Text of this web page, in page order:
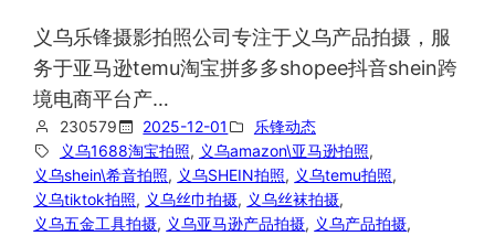
义乌乐锋摄影拍照公司专注于义乌产品拍摄，服
务于亚马逊temu淘宝拼多多shopee抖音shein跨
境电商平台产…
230579 2025-12-01
乐锋动态
义乌1688淘宝拍照, 义乌amazon\亚马逊拍照,
义乌shein\希音拍照, 义乌SHEIN拍照, 义乌temu拍照,
义乌tiktok拍照, 义乌丝巾拍摄, 义乌丝袜拍摄,
义乌五金工具拍摄, 义乌亚马逊产品拍摄, 义乌产品拍摄,